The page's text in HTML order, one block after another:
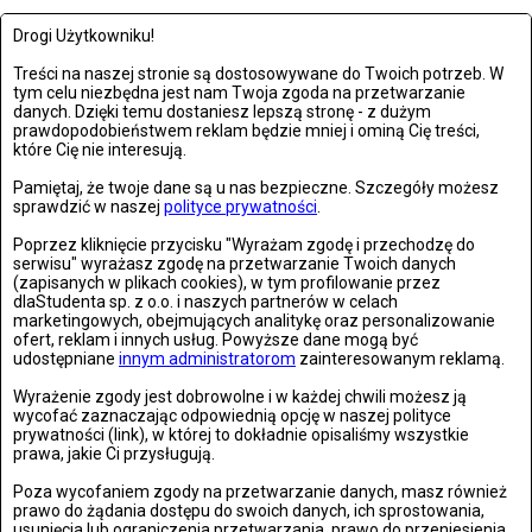
Drogi Użytkowniku!
Treści na naszej stronie są dostosowywane do Twoich potrzeb. W
tym celu niezbędna jest nam Twoja zgoda na przetwarzanie
danych. Dzięki temu dostaniesz lepszą stronę - z dużym
prawdopodobieństwem reklam będzie mniej i ominą Cię treści,
które Cię nie interesują.
Pamiętaj, że twoje dane są u nas bezpieczne. Szczegóły możesz
sprawdzić w naszej polityce prywatności
Poprzez kliknięcie przycisku "Wyrażam zgodę i przechodzę do
serwisu" wyrażasz zgodę na przetwarzanie Twoich danych
(zapisanych w plikach cookies), w tym profilowanie przez
dlaStudenta sp. z o.o. i naszych partnerów w celach
marketingowych, obejmujących analitykę oraz personalizowanie
ofert, reklam i innych usług. Powyższe dane mogą być
udostępniane innym administratorom zainteresowanym reklamą.
Wyrażenie zgody jest dobrowolne i w każdej chwili możesz ją
wycofać zaznaczając odpowiednią opcję w naszej polityce
prywatności (link), w której to dokładnie opisaliśmy wszystkie
prawa, jakie Ci przysługują.
Poza wycofaniem zgody na przetwarzanie danych, masz również
prawo do żądania dostępu do swoich danych, ich sprostowania,
MODA
CZWARTEK, 26 LIPCA 2018, 12:17
Barbie x Paso – wyjątkowa kolekcja dla młodych adeptek mody!
Aktywność fizyczna nie oznacza rezygnacji z mody... wręcz
przeciwnie! Sygnowane...